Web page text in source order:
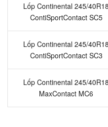
Lốp Continental 245/40R18
ContiSportContact SC5
Lốp Continental 245/40R18
ContiSportContact SC3
Lốp Continental 245/40R18
MaxContact MC6